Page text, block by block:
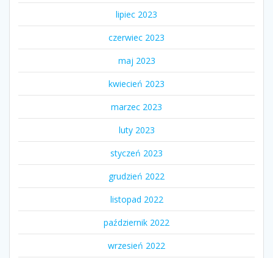
lipiec 2023
czerwiec 2023
maj 2023
kwiecień 2023
marzec 2023
luty 2023
styczeń 2023
grudzień 2022
listopad 2022
październik 2022
wrzesień 2022